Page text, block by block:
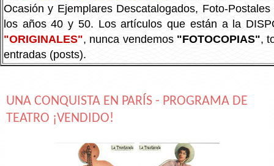
Ocasión y Ejemplares Descatalogados, Foto-
los años 40 y 50. Los artículos que están a la
"ORIGINALES", nunca vendemos "FOTOCOPIAS",
entradas (posts).
UNA CONQUISTA EN PARÍS - PROGRAMA DE
TEATRO ¡VENDIDO!